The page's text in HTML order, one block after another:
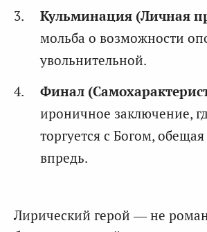
Кульминация (Личная
мольба о возможности
увольнительной.
Финал
ироничное заключение,
торгуется с Богом,
впредь.
Лирический герой — не